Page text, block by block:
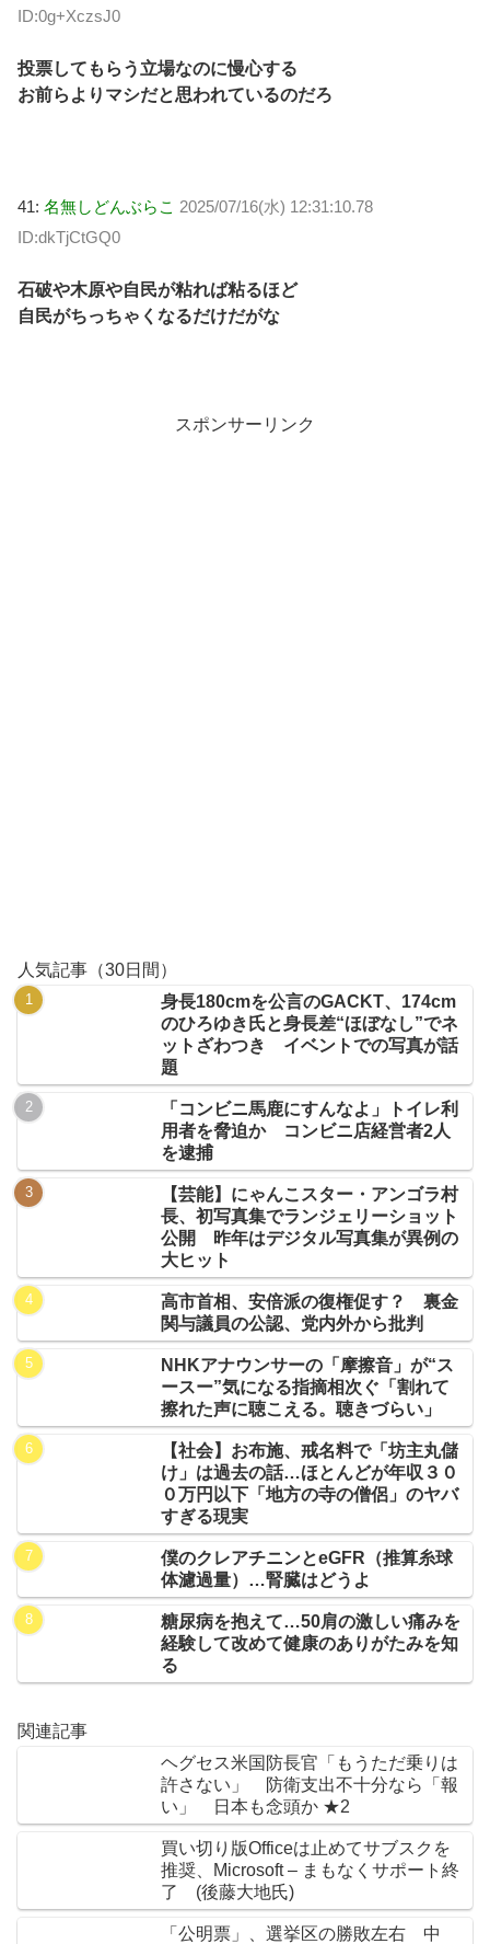
ID:0g+XczsJ0
投票してもらう立場なのに慢心する
お前らよりマシだと思われているのだろ
41: 名無しどんぶらこ 2025/07/16(水) 12:31:10.78
ID:dkTjCtGQ0
石破や木原や自民が粘れば粘るほど
自民がちっちゃくなるだけだがな
スポンサーリンク
人気記事（30日間）
身長180cmを公言のGACKT、174cm
のひろゆき氏と身長差“ほぼなし”でネ
ットざわつき イベントでの写真が話
題
「コンビニ馬鹿にすんなよ」トイレ利
用者を脅迫か コンビニ店経営者2人
を逮捕
【芸能】にゃんこスター・アンゴラ村
長、初写真集でランジェリーショット
公開 昨年はデジタル写真集が異例の
大ヒット
高市首相、安倍派の復権促す？ 裏金
関与議員の公認、党内外から批判
NHKアナウンサーの「摩擦音」が“ス
ースー”気になる指摘相次ぐ「割れて
擦れた声に聴こえる。聴きづらい」
【社会】お布施、戒名料で「坊主丸儲
け」は過去の話…ほとんどが年収３０
０万円以下「地方の寺の僧侶」のヤバ
すぎる現実
僕のクレアチニンとeGFR（推算糸球
体濾過量）…腎臓はどうよ
糖尿病を抱えて…50肩の激しい痛みを
経験して改めて健康のありがたみを知
る
関連記事
ヘグセス米国防長官「もうただ乗りは
許さない」 防衛支出不十分なら「報
い」 日本も念頭か ★2
買い切り版Officeは止めてサブスクを
推奨、Microsoft – まもなくサポート終
了 (後藤大地氏)
「公明票」、選挙区の勝敗左右 中